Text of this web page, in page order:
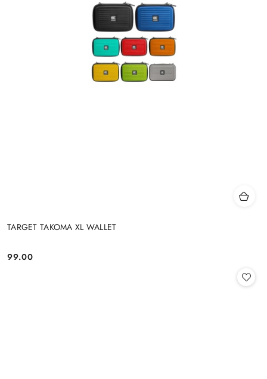
TARGET TAKOMA XL WALLET
Cena:
99.00